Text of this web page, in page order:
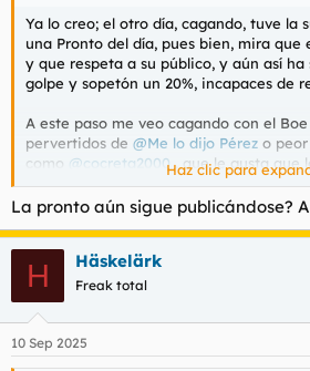
Ya lo creo; el otro día, cagando, tuve la
una Pronto del día, pues bien, mira que
y que respeta a su público, y aún así ha
golpe y sopetón un 20%, incapaces de
A este paso me veo cagando con el
pervertidos de @Me lo dijo Pérez o
como @cocreta2000 , que le gusta que
A ver qué opináis los Diáconos de la
Tiene actualidad rosa, politica,
salud y otra sección central de
casos de pérdida del rumbo vital y
incluída con ejemplos de droja,
apartado que dirige el drogadicto ese
aconseja sobre cómo conducir en esta
Haz clic para
La pronto aún sigue publicándose?
H Häskelärk
Freak total
10 Sep 2025